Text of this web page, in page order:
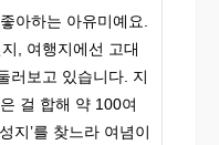
아하는 아유미예요.
, 여행지에선 고대
러보고 있습니다. 지
걸 합해 약 100여
지’를 찾느라 여념이